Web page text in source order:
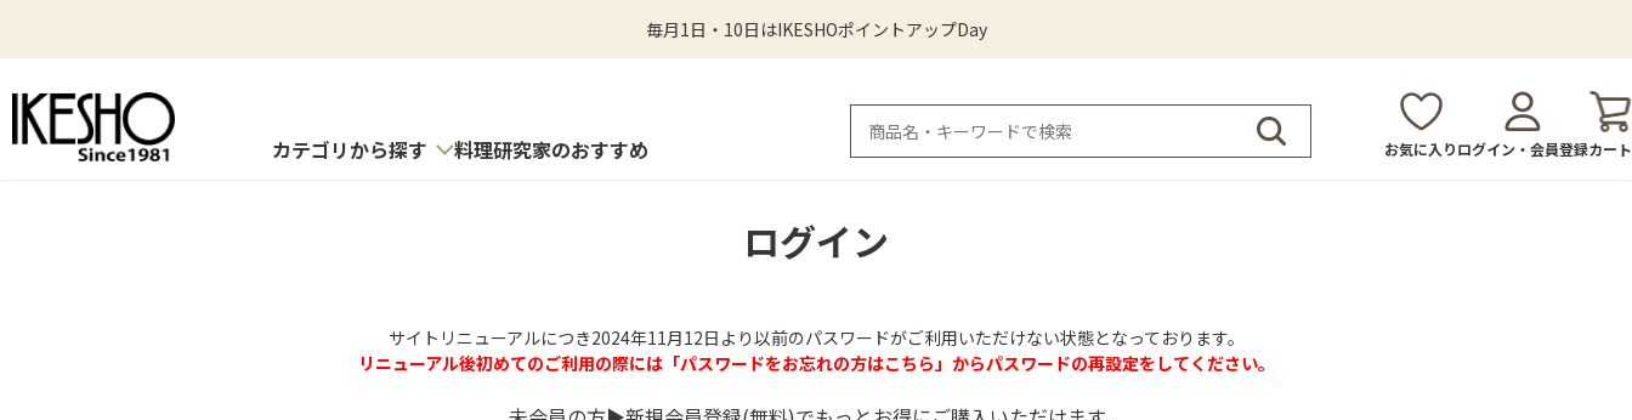
毎月1日・10日はIKESHOポイントアップDay
カテゴリから探す 料理研究家のおすすめ お気に入りログイン・会員登録カート
ログイン
サイトリニューアルにつき2024年11月12日より以前のパスワードがご利用いただけない状態となっております。
リニューアル後初めてのご利用の際には「パスワードをお忘れの方はこちら」からパスワードの再設定をしてください。